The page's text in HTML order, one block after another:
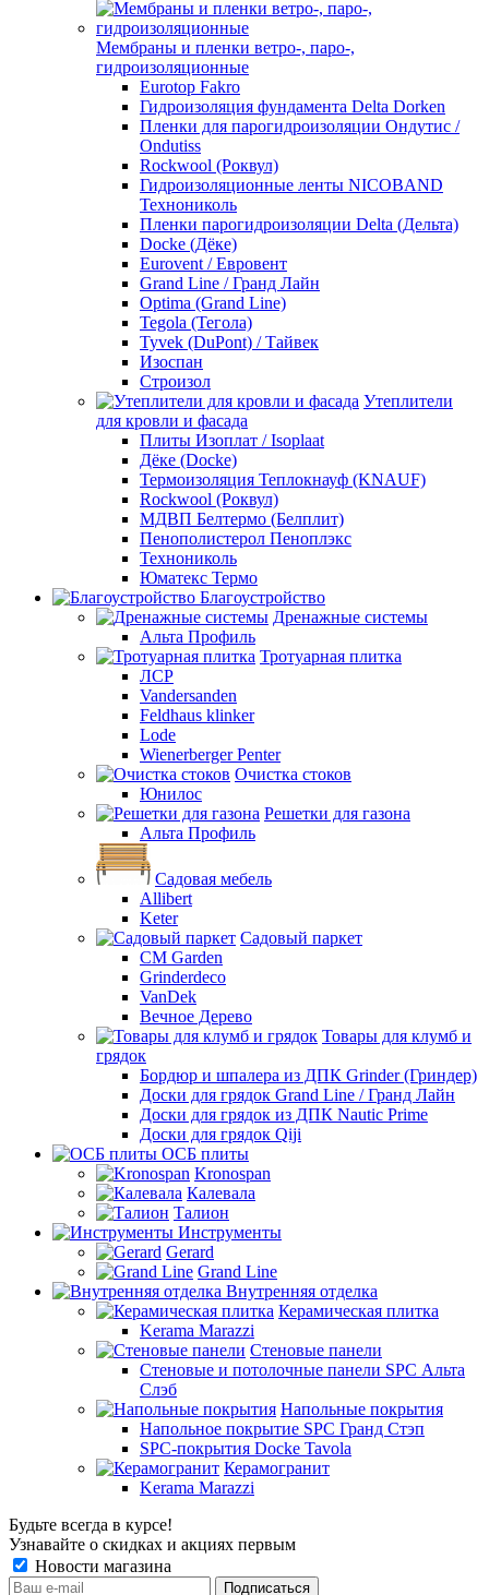
Мембраны и пленки ветро-, паро-,
гидроизоляционные
Eurotop Fakro
Гидроизоляция фундамента Delta Dorken
Пленки для парогидроизоляции Ондутис /
Ondutiss
Rockwool (Роквул)
Гидроизоляционные ленты NICOBAND
Технониколь
Пленки парогидроизоляции Delta (Дельта)
Docke (Дёке)
Eurovent / Евровент
Grand Line / Гранд Лайн
Optima (Grand Line)
Tegola (Тегола)
Tyvek (DuPont) / Тайвек
Изоспан
Строизол
Утеплители
для кровли и фасада
Плиты Изоплат / Isoplaat
Дёке (Docke)
Термоизоляция Теплокнауф (KNAUF)
Rockwool (Роквул)
МДВП Белтермо (Белплит)
Пенополистерол Пеноплэкс
Технониколь
Юматекс Термо
Благоустройство
Дренажные системы
Альта Профиль
Тротуарная плитка
ЛСР
Vandersanden
Feldhaus klinker
Lode
Wienerberger Penter
Очистка стоков
Юнилос
Решетки для газона
Альта Профиль
Садовая мебель
Allibert
Keter
Садовый паркет
CM Garden
Grinderdeco
VanDek
Вечное Дерево
Товары для клумб и
грядок
Бордюр и шпалера из ДПК Grinder (Гриндер)
Доски для грядок Grand Line / Гранд Лайн
Доски для грядок из ДПК Nautic Prime
Доски для грядок Qiji
ОСБ плиты
Kronospan
Калевала
Талион
Инструменты
Gerard
Grand Line
Внутренняя отделка
Керамическая плитка
Kerama Marazzi
Стеновые панели
Стеновые и потолочные панели SPC Альта
Слэб
Напольные покрытия
Напольное покрытие SPC Гранд Стэп
SPC-покрытия Docke Tavola
Керамогранит
Kerama Marazzi
Будьте всегда в курсе!
Узнавайте о скидках и акциях первым
Новости магазина